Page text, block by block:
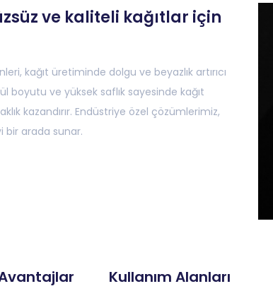
ve kaliteli kağıtlar için
kağıt üretiminde dolgu ve beyazlık artırıcı
boyutu ve yüksek saflık sayesinde kağıt
kazandırır. Endüstriye özel çözümlerimiz,
bir arada sunar.
Kullanım Alanları